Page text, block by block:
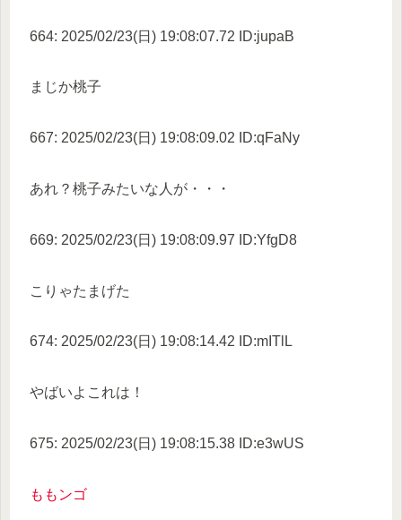
664: 2025/02/23(日) 19:08:07.72 ID:jupaB
まじか桃子
667: 2025/02/23(日) 19:08:09.02 ID:qFaNy
あれ？桃子みたいな人が・・・
669: 2025/02/23(日) 19:08:09.97 ID:YfgD8
こりゃたまげた
674: 2025/02/23(日) 19:08:14.42 ID:mITlL
やばいよこれは！
675: 2025/02/23(日) 19:08:15.38 ID:e3wUS
ももンゴ